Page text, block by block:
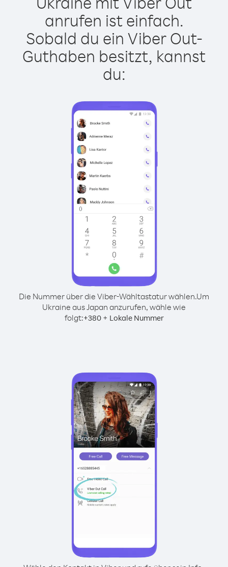
anrufen ist einfach.
Sobald du ein Viber Out-
Guthaben besitzt, kannst
du:
Die Nummer über die Viber-Wähltastatur wählen.Um
Ukraine aus Japan anzurufen, wähle wie
folgt:+380+ Lokale Nummer